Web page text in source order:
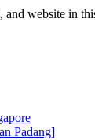
and website in
Padang]